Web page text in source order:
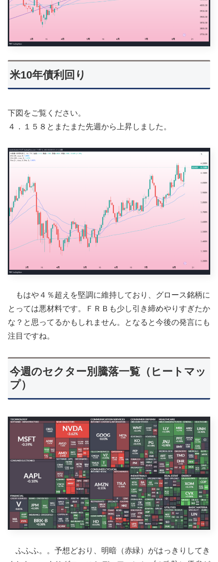
米10年債利回り
下図をご覧ください。
４．１５８とまたまた先週から上昇しました。
もはや４％超えを堅調に維持しており、グロース銘柄に
とっては悪材料です。ＦＲＢも少し引き締めやりすぎたか
な？と思ってるかもしれません。となると今後の発言にも
注目ですね。
今週のセクター別騰落一覧（ヒートマッ
プ）
ふふふ。。予想どおり、明暗（赤緑）がはっきりしてき